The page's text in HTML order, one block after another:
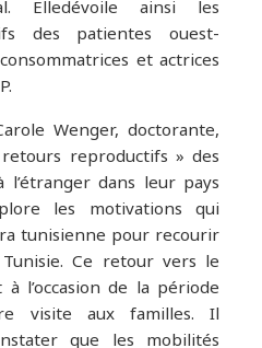
Elledévoile ainsi les
des patientes ouest-
et actrices
Wenger, doctorante,
reproductifs » des
l’étranger dans leur pays
les motivations qui
tunisienne pour recourir
Ce retour vers le
l’occasion de la période
visite aux familles. Il
que les mobilités